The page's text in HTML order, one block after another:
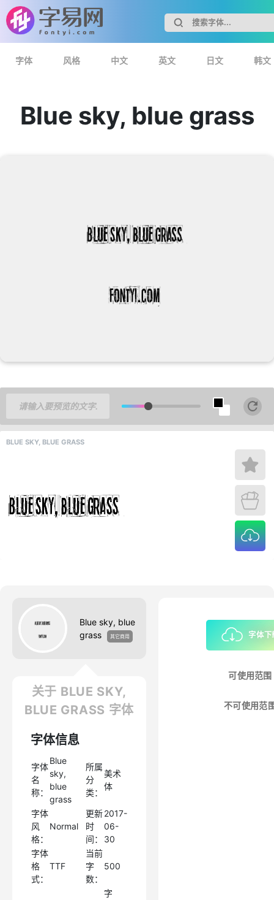
字体 风格 中文 英文 日文 韩文
Blue sky, blue grass
BLUE SKY, BLUE GRASS
Blue sky, blue
grass
其它商用
关于 BLUE SKY,
BLUE GRASS 字体
字体信息
字体
名
称：
Blue
sky,
blue
grass
所属
分
类：
美术
体
字体
风
格：
Normal
更新
时
间：
2017-
06-
30
字体
格
式：
TTF
当前
字
数：
500
字
字体下
可使用范围
不可使用范